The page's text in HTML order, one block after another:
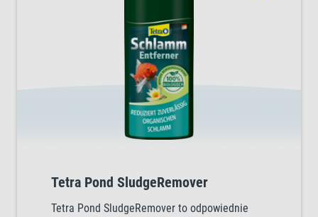
Tetra Pond SludgeRemover
Tetra Pond SludgeRemover to odpowiednie